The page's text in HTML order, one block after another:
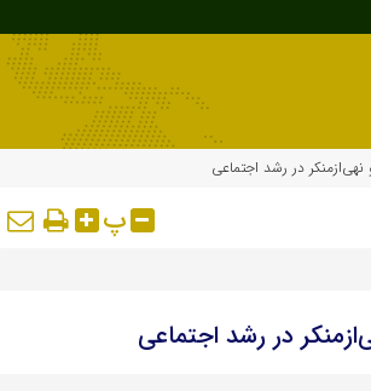
در رشد اجتماعی
پ
در رشد اجتماعی